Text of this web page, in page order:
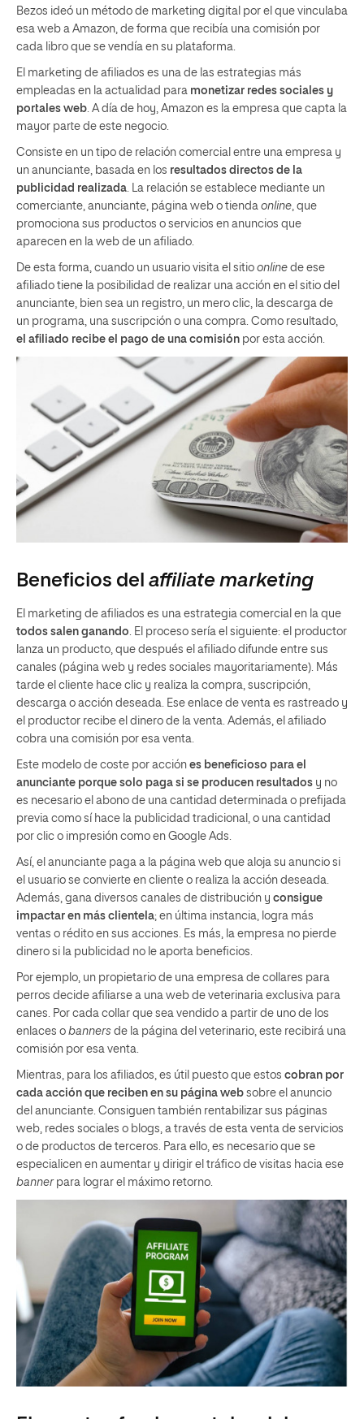
Bezos ideó un método de marketing digital por el que vinculaba
esa web a Amazon, de forma que recibía una comisión por
cada libro que se vendía en su plataforma.
El marketing de afiliados es una de las estrategias más
empleadas en la actualidad para monetizar redes sociales y
portales web . A día de hoy, Amazon es la empresa que capta la
mayor parte de este negocio.
Consiste en un tipo de relación comercial entre una empresa y
un anunciante, basada en los resultados directos de la
publicidad realizada . La relación se establece mediante un
comerciante, anunciante, página web o tienda online , que
promociona sus productos o servicios en anuncios que
aparecen en la web de un afiliado.
De esta forma, cuando un usuario visita el sitio online de ese
afiliado tiene la posibilidad de realizar una acción en el sitio del
anunciante, bien sea un registro, un mero clic, la descarga de
un programa, una suscripción o una compra. Como resultado,
el afiliado recibe el pago de una comisión por esta acción.
Beneficios del affiliate marketing
El marketing de afiliados es una estrategia comercial en la que
todos salen ganando. El proceso sería el siguiente: el productor
lanza un producto, que después el afiliado difunde entre sus
canales (página web y redes sociales mayoritariamente). Más
tarde el cliente hace clic y realiza la compra, suscripción,
descarga o acción deseada. Ese enlace de venta es rastreado y
el productor recibe el dinero de la venta. Además, el afiliado
cobra una comisión por esa venta.
Este modelo de coste por acción es beneficioso para el
anunciante porque solo paga si se producen resultados y no
es necesario el abono de una cantidad determinada o prefijada
previa como sí hace la publicidad tradicional, o una cantidad
por clic o impresión como en Google Ads.
Así, el anunciante paga a la página web que aloja su anuncio si
el usuario se convierte en cliente o realiza la acción deseada.
Además, gana diversos canales de distribución y consigue
impactar en más clientela; en última instancia, logra más
ventas o rédito en sus acciones. Es más, la empresa no pierde
dinero si la publicidad no le aporta beneficios.
Por ejemplo, un propietario de una empresa de collares para
perros decide afiliarse a una web de veterinaria exclusiva para
canes. Por cada collar que sea vendido a partir de uno de los
enlaces o banners de la página del veterinario, este recibirá una
comisión por esa venta.
Mientras, para los afiliados, es útil puesto que estos cobran por
cada acción que reciben en su página web sobre el anuncio
del anunciante. Consiguen también rentabilizar sus páginas
web, redes sociales o blogs, a través de esta venta de servicios
o de productos de terceros. Para ello, es necesario que se
especialicen en aumentar y dirigir el tráfico de visitas hacia ese
banner para lograr el máximo retorno.